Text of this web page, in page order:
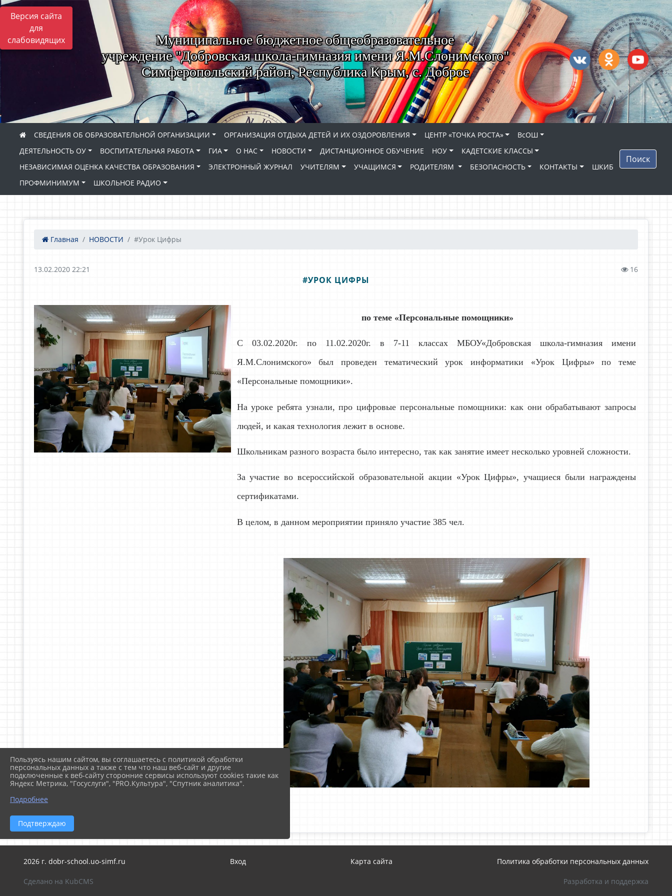
Версия сайта
для
слабовидящих
Муниципальное бюджетное общеобразовательное
учреждение "Добровская школа-гимназия имени Я.М.Слонимского"
Симферопольский район, Республика Крым, с. Доброе
СВЕДЕНИЯ ОБ ОБРАЗОВАТЕЛЬНОЙ ОРГАНИЗАЦИИ ОРГАНИЗАЦИЯ ОТДЫХА ДЕТЕЙ И ИХ ОЗДОРОВЛЕНИЯ ЦЕНТР «ТОЧКА РОСТА»
ВсОШ
ДЕЯТЕЛЬНОСТЬ ОУ
ВОСПИТАТЕЛЬНАЯ РАБОТА ГИА О НАС НОВОСТИ ДИСТАНЦИОННОЕ ОБУЧЕНИЕ НОУ
КАДЕТСКИЕ КЛАССЫ
НЕЗАВИСИМАЯ ОЦЕНКА КАЧЕСТВА ОБРАЗОВАНИЯ
ЭЛЕКТРОННЫЙ ЖУРНАЛ УЧИТЕЛЯМ УЧАЩИМСЯ РОДИТЕЛЯМ БЕЗОПАСНОСТЬ КОНТАКТЫ
ШКИБ
ПРОФМИНИМУМ
ШКОЛЬНОЕ РАДИО
Поиск
Главная НОВОСТИ #Урок Цифры
13.02.2020 22:21 16
#УРОК ЦИФРЫ
по теме «Персональные помощники»
С 03.02.2020г. по 11.02.2020г. в 7-11 классах МБОУ«Добровская школа-гимназия имени
Я.М.Слонимского» был проведен тематический урок информатики «Урок Цифры» по теме
«Персональные помощники».
На уроке ребята узнали, про цифровые персональные помощники: как они обрабатывают запросы
людей, и какая технология лежит в основе.
Школьникам разного возраста было интересно, так как занятие имеет несколько уровней сложности.
За участие во всероссийской образовательной акции «Урок Цифры», учащиеся были награждены
сертификатами.
В целом, в данном мероприятии приняло участие 385 чел.
2026 г. dobr-school.uo-simf.ru Вход Карта сайта Политика обработки персональных данных
Сделано на KubCMS Разработка и поддержка
Пользуясь нашим сайтом, вы соглашаетесь с политикой обработки
персональных данных а также с тем что наш веб-сайт и другие
подключенные к веб-сайту сторонние сервисы используют cookies такие как
Яндекс Метрика, "Госуслуги", "PRO.Культура", "Спутник аналитика".
Подробнее
Подтверждаю